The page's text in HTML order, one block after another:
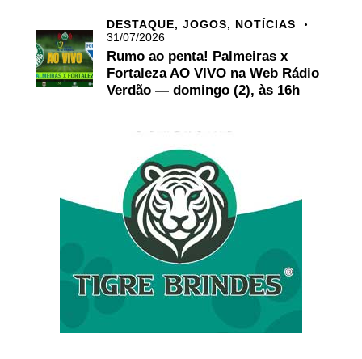
DESTAQUE, JOGOS, NOTÍCIAS
31/07/2026
Rumo ao penta! Palmeiras x
Fortaleza AO VIVO na Web Rádio
Verdão — domingo (2), às 16h